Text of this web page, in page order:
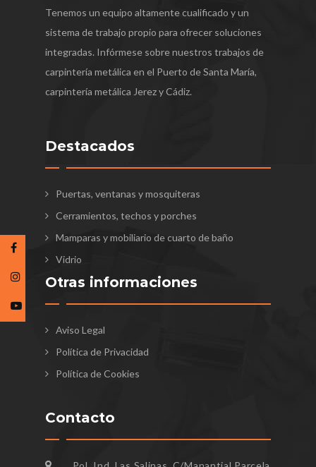
Tenemos un equipo altamente cualificado y un
sistema de trabajo propio para ofrecer soluciones
integradas. Infórmese sobre nuestros trabajos de
carpintería metálica en el Puerto de Santa María,
carpintería metálica Jerez y Cádiz.
Destacados
Puertas, ventanas y mosquiteras
Cerramientos, techos y porches
Mamparas y mobiliario de cuarto de baño
Vidrio
Otras informaciones
Aviso Legal
Política de Privacidad
Política de Cookies
Contacto